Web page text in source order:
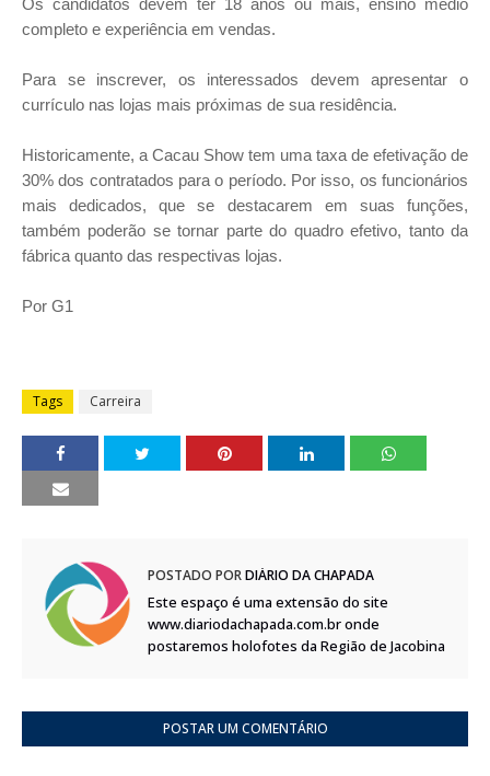
Os candidatos devem ter 18 anos ou mais, ensino médio
completo e experiência em vendas.
Para se inscrever, os interessados devem apresentar o
currículo nas lojas mais próximas de sua residência.
Historicamente, a Cacau Show tem uma taxa de efetivação de
30% dos contratados para o período. Por isso, os funcionários
mais dedicados, que se destacarem em suas funções,
também poderão se tornar parte do quadro efetivo, tanto da
fábrica quanto das respectivas lojas.
Por G1
Tags Carreira
POSTADO PORDIÁRIO DA CHAPADA
Este espaço é uma extensão do site
www.diariodachapada.com.br onde
postaremos holofotes da Região de Jacobina
POSTAR UM COMENTÁRIO